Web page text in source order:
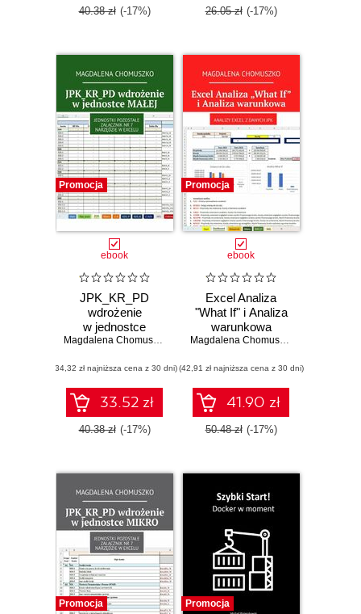
40.38 zł (-17%) 26.05 zł (-17%)
Promocja
ebook
JPK_KR_PD
wdrożenie
w jednostce
MAŁEJ
Magdalena Chomuszko
(34,32 zł najniższa cena z 30 dni)
33.52 zł
40.38 zł (-17%)
Promocja
ebook
Excel Analiza
"What If" i Analiza
warunkowa
Magdalena Chomuszko
(42,91 zł najniższa cena z 30 dni)
41.90 zł
50.48 zł (-17%)
Promocja Promocja